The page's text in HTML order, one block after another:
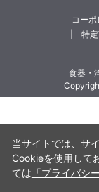
コー
特
食器・
当サイトでは、サ
Cookieを使用して
ては 「プライバシ